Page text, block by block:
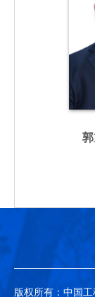
版权所有：中国工